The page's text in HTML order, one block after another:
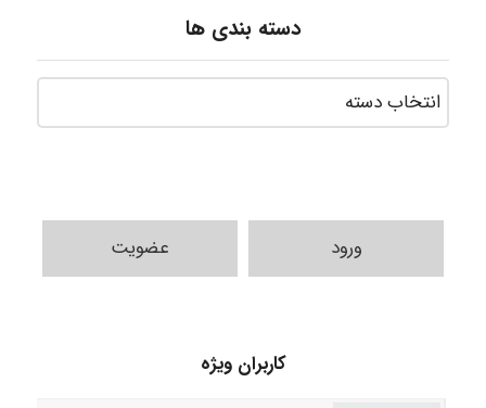
دسته بندی ها
ورود عضویت
کاربران ویژه
Hasan haghparast